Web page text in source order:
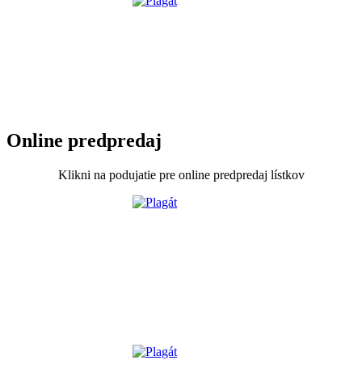
Online predpredaj
Klikni na podujatie pre online predpredaj lístkov